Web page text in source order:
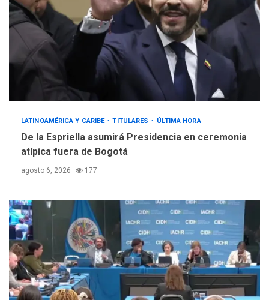
LATINOAMÉRICA Y CARIBE TITULARES ÚLTIMA HORA
De la Espriella asumirá Presidencia en ceremonia
atípica fuera de Bogotá
agosto 6, 2026 177